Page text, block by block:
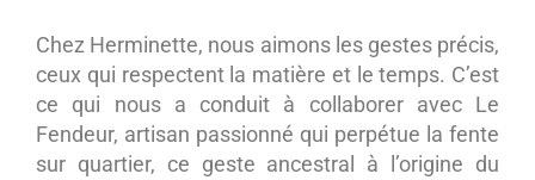
Chez Herminette, nous aimons les gestes précis,
ceux qui respectent la matière et le temps. C’est
ce qui nous a conduit à collaborer avec Le
Fendeur, artisan passionné qui perpétue la fente
sur quartier, ce geste ancestral à l’origine du